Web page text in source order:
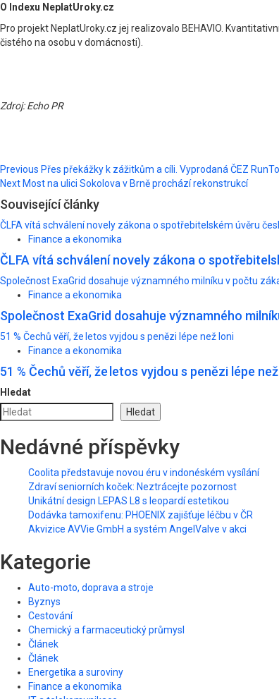
O Indexu NeplatUroky.cz
Pro projekt NeplatUroky.cz jej realizovalo BEHAVIO.
čistého na osobu v domácnosti).
Zdroj: Echo PR
Post
navigation
Previous Přes překážky k zážitkům a cíli. Vyprodaná ČEZ
Next Most na ulici Sokolova v Brně prochází rekonstrukcí
Související články
ČLFA vítá schválení novely zákona o spotřebitelském úvěru
Finance a ekonomika
ČLFA vítá schválení novely zákona o
Společnost ExaGrid dosahuje významného milníku v počtu
Finance a ekonomika
Společnost ExaGrid dosahuje významného
51 % Čechů věří, že letos vyjdou s penězi lépe než loni
Finance a ekonomika
51 % Čechů věří, že letos vyjdou s penězi lépe
Hledat
Hledat
Nedávné příspěvky
Coolita představuje novou éru v indonéském vysílání
Zdraví seniorních koček: Neztrácejte pozornost
Unikátní design LEPAS L8 s leopardí estetikou
Dodávka tamoxifenu: PHOENIX zajišťuje léčbu v ČR
Akvizice AVVie GmbH a systém AngelValve v akci
Kategorie
Auto-moto, doprava a stroje
Byznys
Cestování
Chemický a farmaceutický průmysl
Článek
Článek
Energetika a suroviny
Finance a ekonomika